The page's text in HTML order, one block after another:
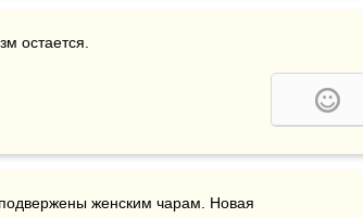
остается.
женским чарам. Новая